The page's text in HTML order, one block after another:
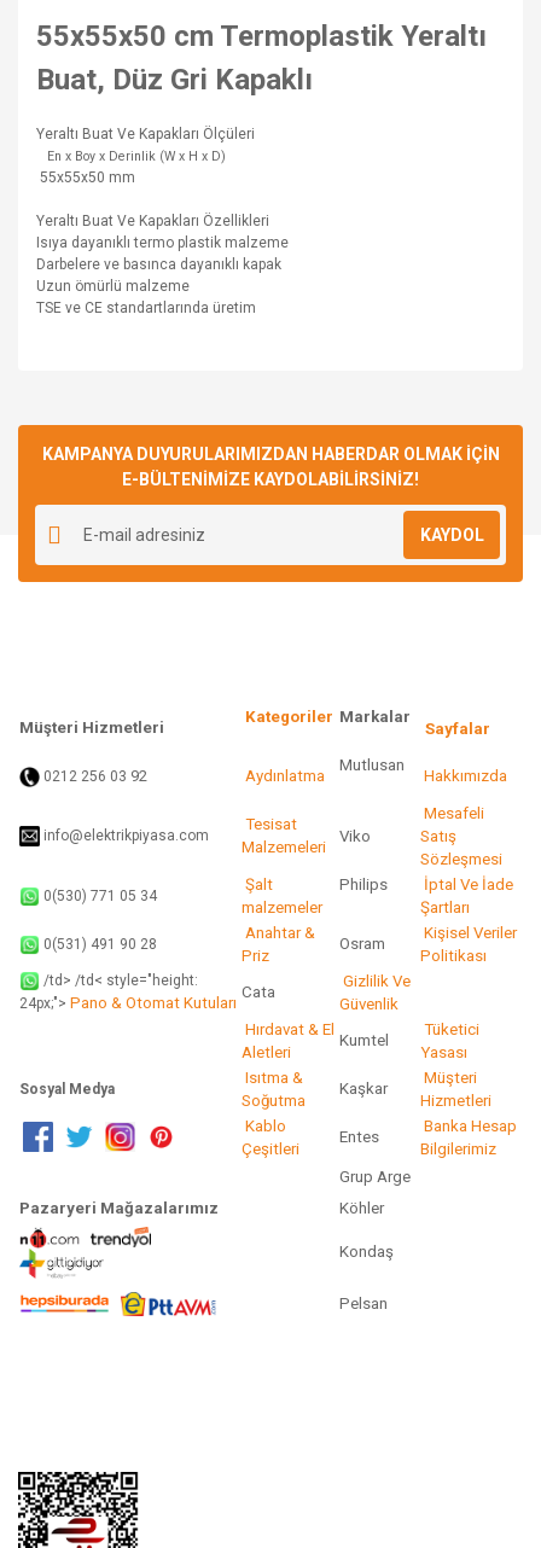
55x55x50 cm Termoplastik Yeraltı
Buat, Düz Gri Kapaklı
Yeraltı Buat Ve Kapakları Ölçüleri
En x Boy x Derinlik (W x H x D)
55x55x50 mm
Yeraltı Buat Ve Kapakları Özellikleri
Isıya dayanıklı termo plastik malzeme
Darbelere ve basınca dayanıklı kapak
Uzun ömürlü malzeme
TSE ve CE standartlarında üretim
Yorum Yaz
kullanarak tarafımıza iletebilirsiniz.
Görüş ve önerileriniz için teşekkür ederiz.
Ürün resmi kalitesiz, bozuk veya görüntülenemiyor.
Ürün açıklamasında eksik bilgiler bulunuyor.
Ürün bilgilerinde hatalar bulunuyor.
KAMPANYA DUYURULARIMIZDAN HABERDAR OLMAK İÇİN
E-BÜLTENİMİZE KAYDOLABİLİRSİNİZ!
KAYDOL
Müşteri Hizmetleri
Kategoriler Markalar
Sayfalar
0212 256 03 92 Aydınlatma
Mutlusan
Hakkımızda
info@elektrikpiyasa.com
Tesisat
Malzemeleri
Viko
Mesafeli
Satış
Sözleşmesi
0(530) 771 05 34
Şalt
malzemeler
Philips
İptal Ve İade
Şartları
0(531) 491 90 28
Anahtar &
Priz
Osram
Kişisel Veriler
Politikası
/td> /td< style="height:
24px;"> Pano & Otomat Kutuları
Cata
Gizlilik Ve
Güvenlik
Hırdavat & El
Aletleri
Kumtel
Tüketici
Yasası
Sosyal Medya
Isıtma &
Soğutma
Kaşkar
Müşteri
Hizmetleri
Kablo
Çeşitleri
Entes
Banka Hesap
Bilgilerimiz
Grup Arge
Pazaryeri Mağazalarımız
Köhler
Kondaş
Pelsan